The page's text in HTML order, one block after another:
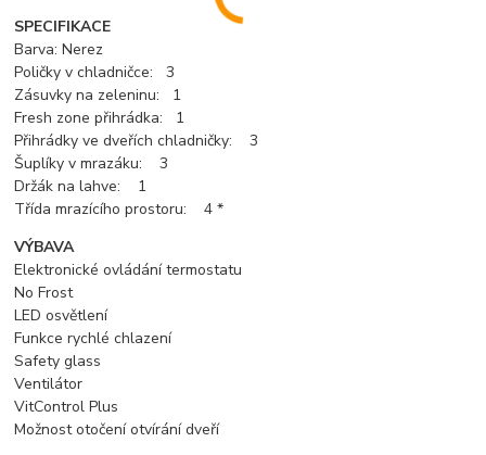
SPECIFIKACE
Barva: Nerez
Poličky v chladničce: 3
Zásuvky na zeleninu: 1
Fresh zone přihrádka: 1
Přihrádky ve dveřích chladničky: 3
Šuplíky v mrazáku: 3
Držák na lahve: 1
Třída mrazícího prostoru: 4 *
VÝBAVA
Elektronické ovládání termostatu
No Frost
LED osvětlení
Funkce rychlé chlazení
Safety glass
Ventilátor
VitControl Plus
Možnost otočení otvírání dveří